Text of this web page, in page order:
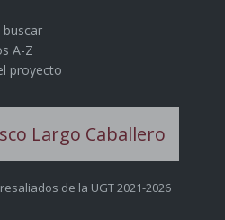
A-Z
proyecto
de la UGT 2021-2026